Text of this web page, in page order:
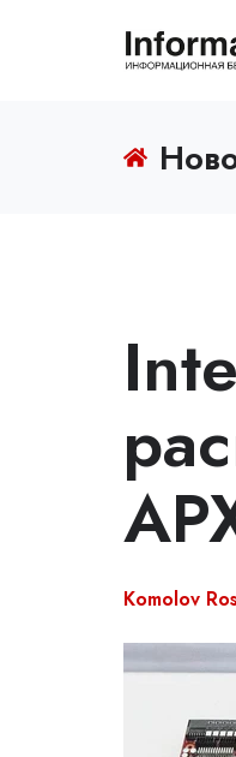
Komolov